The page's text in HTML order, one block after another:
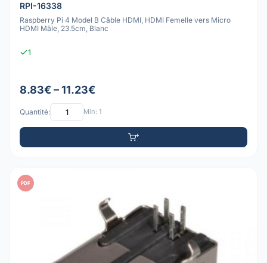
RPI-16338
Raspberry Pi 4 Model B Câble HDMI, HDMI Femelle vers Micro
HDMI Mâle, 23.5cm, Blanc
1
8.83€ – 11.23€
Quantité: Min: 1
PDF